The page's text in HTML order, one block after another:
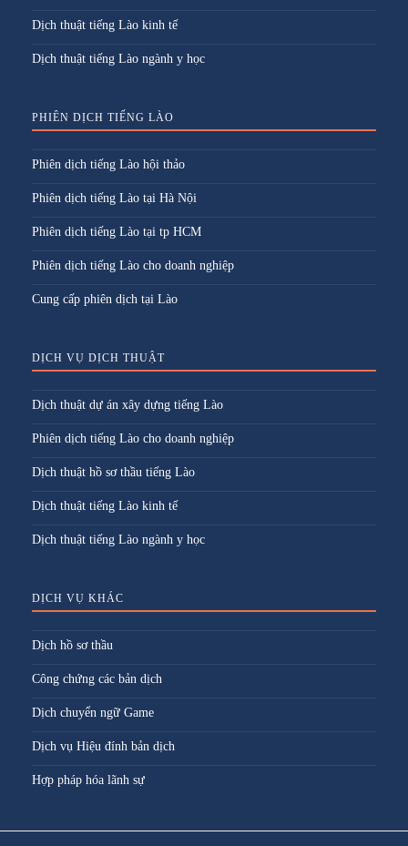
Dịch thuật tiếng Lào kinh tế
Dịch thuật tiếng Lào ngành y học
PHIÊN DỊCH TIẾNG LÀO
Phiên dịch tiếng Lào hội thảo
Phiên dịch tiếng Lào tại Hà Nội
Phiên dịch tiếng Lào tại tp HCM
Phiên dịch tiếng Lào cho doanh nghiệp
Cung cấp phiên dịch tại Lào
DỊCH VỤ DỊCH THUẬT
Dịch thuật dự án xây dựng tiếng Lào
Phiên dịch tiếng Lào cho doanh nghiệp
Dịch thuật hồ sơ thầu tiếng Lào
Dịch thuật tiếng Lào kinh tế
Dịch thuật tiếng Lào ngành y học
DỊCH VỤ KHÁC
Dịch hồ sơ thầu
Công chứng các bản dịch
Dịch chuyển ngữ Game
Dịch vụ Hiệu đính bản dịch
Hợp pháp hóa lãnh sự